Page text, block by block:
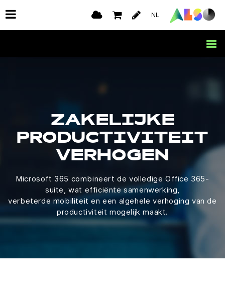
NL
ZAKELIJKE
PRODUCTIVITEIT
VERHOGEN
Microsoft 365 combineert de volledige Office 365-
suite, wat efficiënte samenwerking,
verbeterde mobiliteit en een algehele verhoging van de
productiviteit mogelijk maakt.